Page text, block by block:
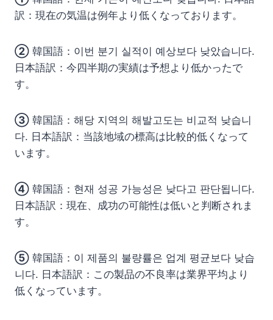
訳：現在の気温は例年より低くなっております。
② 韓国語：이번 분기 실적이 예상보다 낮았습니다.
日本語訳：今四半期の実績は予想より低かったで
す。
③ 韓国語：해당 지역의 해발고도는 비교적 낮습니
다. 日本語訳：当該地域の標高は比較的低くなって
います。
④ 韓国語：현재 성공 가능성은 낮다고 판단됩니다.
日本語訳：現在、成功の可能性は低いと判断されま
す。
⑤ 韓国語：이 제품의 불량률은 업계 평균보다 낮습
니다. 日本語訳：この製品の不良率は業界平均より
低くなっています。